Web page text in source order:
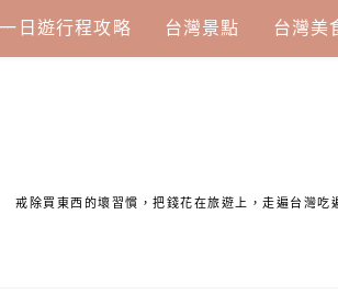
一日遊行程攻略 台灣景點 台灣美
戒除買東西的壞習慣，把錢花在旅遊上，走遍台灣